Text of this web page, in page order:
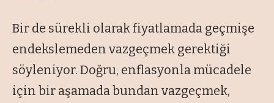
Bir de sürekli olarak fiyatlamada geçmişe
endekslemeden vazgeçmek gerektiği
söyleniyor. Doğru, enflasyonla mücadele
için bir aşamada bundan vazgeçmek,